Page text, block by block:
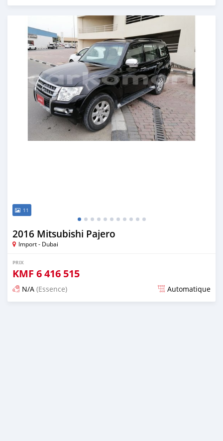
Publié il y a plus de 6 ans
11
2016 Mitsubishi Pajero
Import - Dubai
PRIX
KMF 6 416 515
N/A (Essence) Automatique